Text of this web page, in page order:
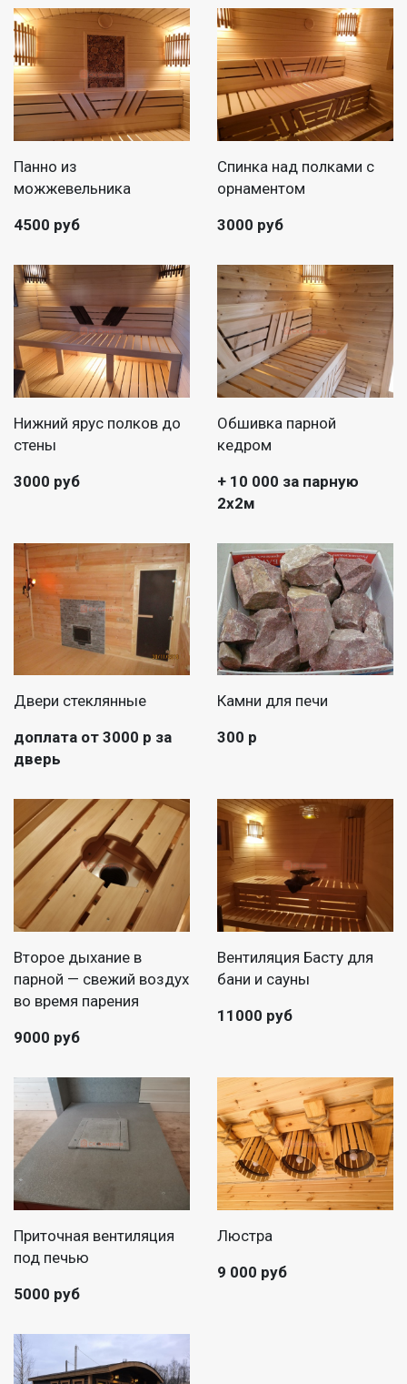
Панно из
можжевельника
4500 руб
Спинка над полками с
орнаментом
3000 руб
Нижний ярус полков до
стены
3000 руб
Обшивка парной
кедром
+ 10 000 за парную
2х2м
Двери стеклянные
доплата от 3000 р за
дверь
Камни для печи
300 р
Второе дыхание в
парной — свежий воздух
во время парения
9000 руб
Вентиляция Басту для
бани и сауны
11000 руб
Приточная вентиляция
под печью
5000 руб
Люстра
9 000 руб